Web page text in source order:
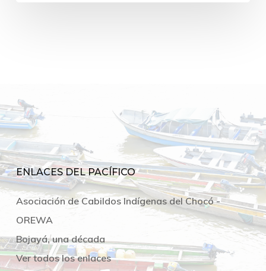
ENLACES DEL PACÍFICO
Asociación de Cabildos Indígenas del Chocó -
OREWA
Bojayá, una década
Ver todos los enlaces